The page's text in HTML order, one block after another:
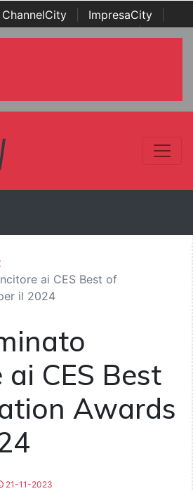
ChannelCity ImpresaCity
Italian Channel Awards | Italian
ai CES Best of
il 2024
CES Best
Awards
21-11-2023